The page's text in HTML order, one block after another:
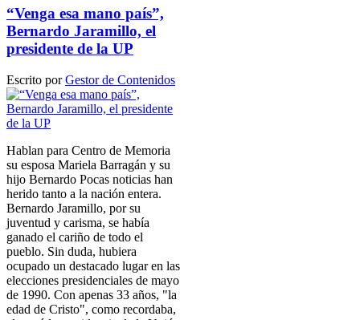
“Venga esa mano país”,
Bernardo Jaramillo, el
presidente de la UP
Escrito porGestor de Contenidos
Hablan para Centro de Memoria
su esposa Mariela Barragán y su
hijo Bernardo Pocas noticias han
herido tanto a la nación entera.
Bernardo Jaramillo, por su
juventud y carisma, se había
ganado el cariño de todo el
pueblo. Sin duda, hubiera
ocupado un destacado lugar en las
elecciones presidenciales de mayo
de 1990. Con apenas 33 años, "la
edad de Cristo", como recordaba,